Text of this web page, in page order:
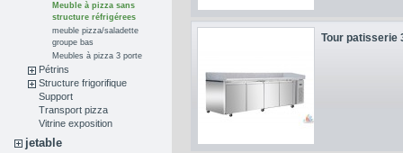
Meuble à pizza sans
structure réfrigérees
meuble pizza/saladette
groupe bas
Meubles à pizza 3 porte
Pétrins
Structure frigorifique
Support
Transport pizza
Vitrine exposition
jetable
Tour patisserie